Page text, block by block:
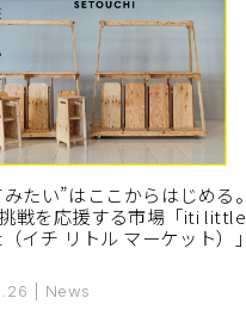
みたい”はここからはじめる。
戦を応援する市場「iti little
イチ リトル マーケット）」
News